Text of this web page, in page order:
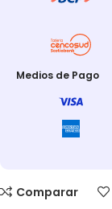
Medios de Pago
Comparar